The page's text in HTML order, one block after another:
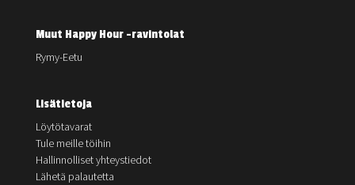
Muut Happy Hour -ravintolat
Rymy-Eetu
Lisätietoja
Löytötavarat
Tule meille töihin
Hallinnolliset yhteystiedot
Lähetä palautetta